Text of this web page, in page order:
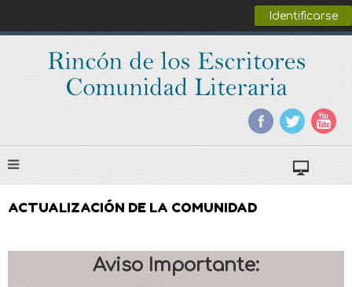
Identificarse
ACTUALIZACIÓN DE LA COMUNIDAD
Aviso Importante: